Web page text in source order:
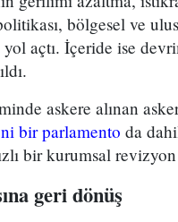
bölgesel ve
açtı. İçeride ise
askere alınan
bir parlamento da
bir kurumsal
geri dönüş